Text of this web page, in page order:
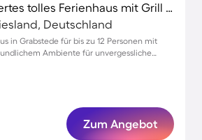
Familienorientiertes tolles Ferienhaus mit Grill | Hunde erlaubt
Deutschland
in Grabstede für bis zu 12 Personen mit
Ambiente für unvergessliche
Zum Angebot